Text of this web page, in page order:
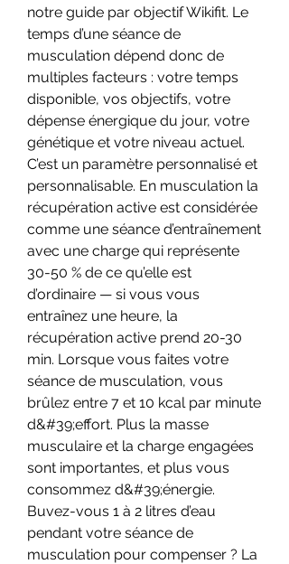
notre guide par objectif Wikifit. Le
temps d’une séance de
musculation dépend donc de
multiples facteurs : votre temps
disponible, vos objectifs, votre
dépense énergique du jour, votre
génétique et votre niveau actuel.
C’est un paramètre personnalisé et
personnalisable. En musculation la
récupération active est considérée
comme une séance d’entraînement
avec une charge qui représente
30-50 % de ce qu’elle est
d’ordinaire — si vous vous
entraînez une heure, la
récupération active prend 20-30
min. Lorsque vous faites votre
séance de musculation, vous
brûlez entre 7 et 10 kcal par minute
d&#39;effort. Plus la masse
musculaire et la charge engagées
sont importantes, et plus vous
consommez d&#39;énergie.
Buvez-vous 1 à 2 litres d’eau
pendant votre séance de
musculation pour compenser ? La